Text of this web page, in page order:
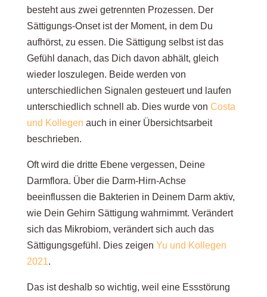
besteht aus zwei getrennten Prozessen. Der
Sättigungs-Onset ist der Moment, in dem Du
aufhörst, zu essen. Die Sättigung selbst ist das
Gefühl danach, das Dich davon abhält, gleich
wieder loszulegen. Beide werden von
unterschiedlichen Signalen gesteuert und laufen
unterschiedlich schnell ab. Dies wurde von Costa
und Kollegen auch in einer Übersichtsarbeit
beschrieben.
Oft wird die dritte Ebene vergessen, Deine
Darmflora. Über die Darm-Hirn-Achse
beeinflussen die Bakterien in Deinem Darm aktiv,
wie Dein Gehirn Sättigung wahrnimmt. Verändert
sich das Mikrobiom, verändert sich auch das
Sättigungsgefühl. Dies zeigen Yu und Kollegen
2021.
Das ist deshalb so wichtig, weil eine Essstörung